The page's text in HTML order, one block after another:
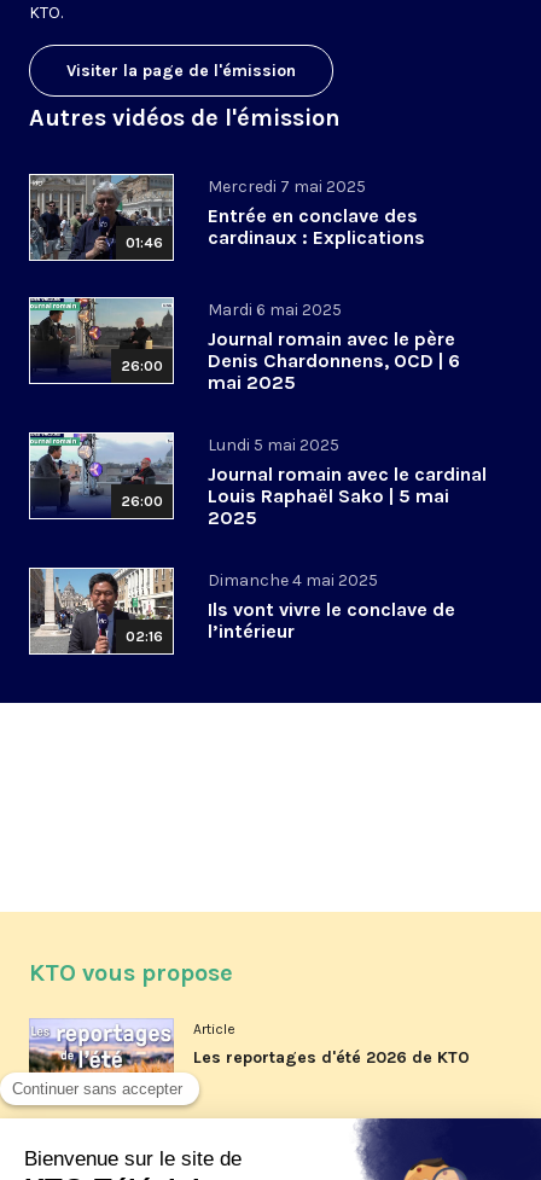
KTO.
Visiter la page de l'émission
Autres vidéos de l'émission
01:46
Mercredi 7 mai 2025
Entrée en conclave des
cardinaux : Explications
26:00
Mardi 6 mai 2025
Journal romain avec le père
Denis Chardonnens, OCD | 6
mai 2025
26:00
Lundi 5 mai 2025
Journal romain avec le cardinal
Louis Raphaël Sako | 5 mai
2025
02:16
Dimanche 4 mai 2025
Ils vont vivre le conclave de
l’intérieur
KTO vous propose
Article
Les reportages d'été 2026 de KTO
La visite pastorale du pape Léon